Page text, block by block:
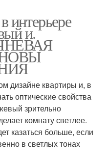
интерьере
и.
дизайне квартиры и, в
оптические свойства
зрительно
комнату светлее.
казаться больше, если
в светлых тонах